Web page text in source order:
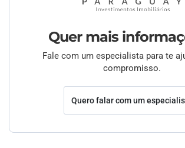
Quer mais
Fale com um especialista para te
compromisso.
Quero falar com um